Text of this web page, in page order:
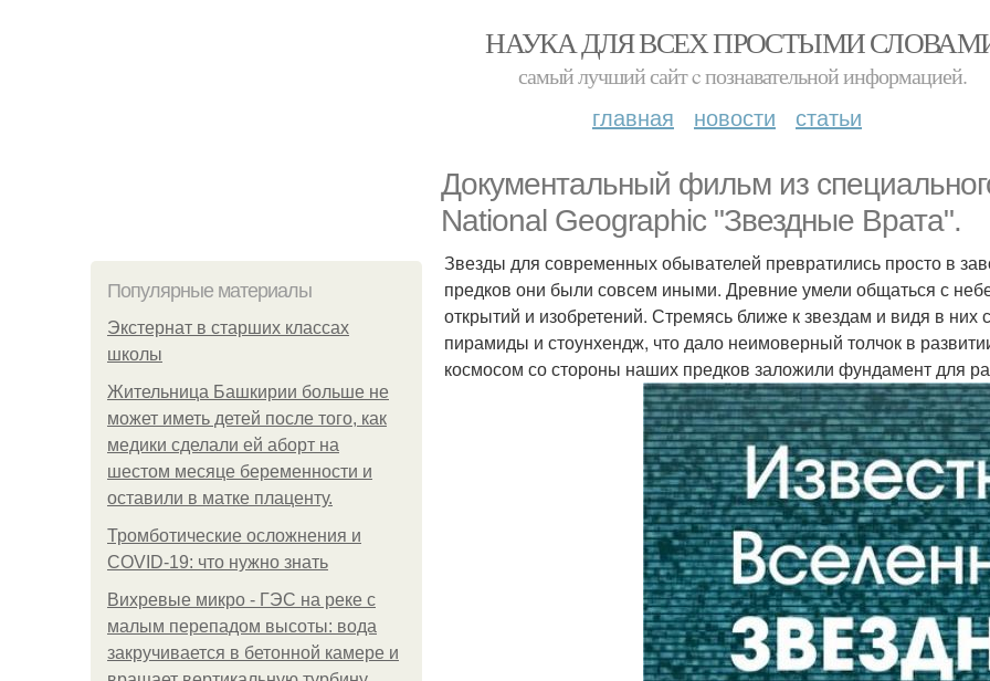
НАУКА ДЛЯ ВСЕХ ПРОСТЫМИ
самый лучший сайт c познавательной информацией.
главная новости статьи
Документальный фильм из
National Geographic "Звездные Врата".
Популярные материалы
Экстернат в старших классах
школы
Жительница Башкирии больше не
может иметь детей после того, как
медики сделали ей аборт на
шестом месяце беременности и
оставили в матке плаценту.
Тромботические осложнения и
COVID-19: что нужно знать
Вихревые микро - ГЭС на реке с
малым перепадом высоты: вода
закручивается в бетонной камере и
Звезды для современных обывателей превратились просто в
предков они были совсем иными. Древние умели общаться с
открытий и изобретений. Стремясь ближе к звездам и видя в
пирамиды и стоунхендж, что дало неимоверный толчок в
космосом со стороны наших предков заложили фундамент для